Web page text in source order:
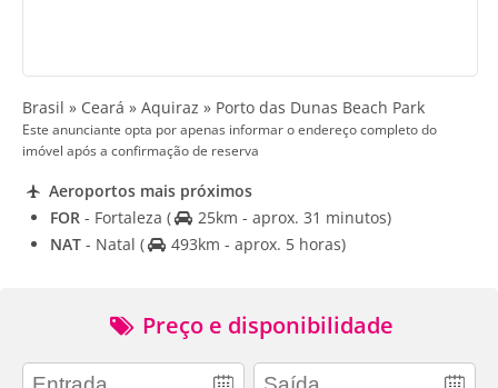
Brasil » Ceará » Aquiraz » Porto das Dunas Beach Park
Este anunciante opta por apenas informar o endereço completo do
imóvel após a confirmação de reserva
Aeroportos mais próximos
FOR - Fortaleza (
25km - aprox. 31 minutos)
NAT - Natal ( 493km - aprox. 5 horas)
Preço e disponibilidade